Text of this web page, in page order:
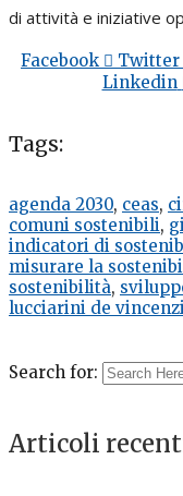
di attività e iniziative
Facebook Twitter
Linkedin
Tags:
agenda 2030, ceas,
comuni sostenibili,
indicatori di
misurare la
sostenibilità,
lucciarini de
Search for:
Articoli